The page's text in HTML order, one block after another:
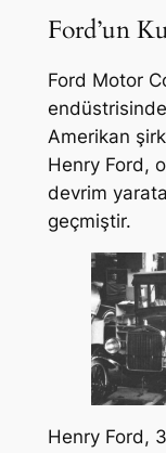
Ford’un
Ford Motor
Amerikan
Henry Ford,
devrim
geçmiştir.
Henry Ford,